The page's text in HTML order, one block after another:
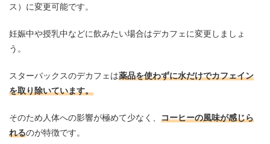
ス）に変更可能です。
妊娠中や授乳中などに飲みたい場合はデカフェに変更しましょ
う。
スターバックスのデカフェは薬品を使わずに水だけでカフェイン
を取り除いています。
そのため人体への影響が極めて少なく、 コーヒーの風味が感じら
れるのが特徴です。